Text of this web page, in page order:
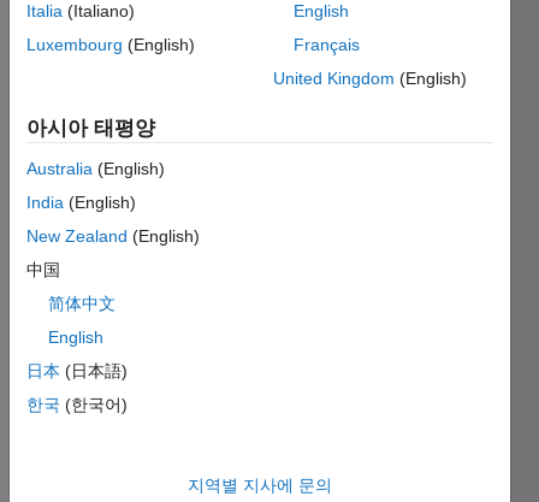
I have
one
that is
a
1x137
that
sts of
all of
maxi
index
value
s of
Italia (Italiano)
Luxembourg (English)
English
Français
United Kingdom (English)
아시아 태평양
Australia (English)
India (English)
New Zealand (English)
中国
简体中文
English
日本 (日本語)
한국 (한국어)
지역별 지사에 문의